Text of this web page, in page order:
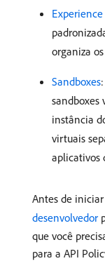
organiza
Sandboxes
instância
virtuais
aplicativos
Antes de
desenvolvedor
que você
para a API